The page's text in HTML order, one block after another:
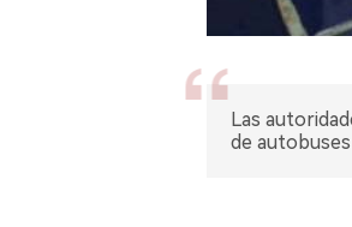
Las
de autobuses